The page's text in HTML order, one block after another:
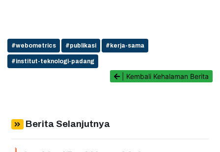
#webometrics #publikasi #kerja-sama
#institut-teknologi-padang
| Kembali Kehalaman Berita
Berita Selanjutnya